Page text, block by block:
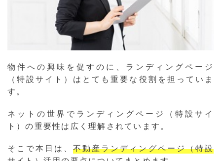
物件への興味を促すのに、ランディングページ
（特設サイト）はとても重要な役割を担っていま
す。
ネットの世界でランディングページ（特設サイ
ト）の重要性は広く理解されています。
そこで本日は、不動産ランディングページ（特設